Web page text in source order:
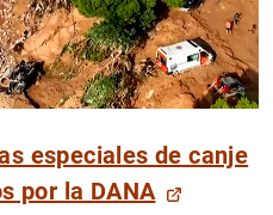
especiales de canje
por la DANA